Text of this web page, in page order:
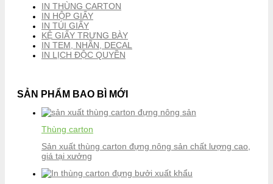
IN THÙNG CARTON
IN HỘP GIẤY
IN TÚI GIẤY
KỆ GIẤY TRƯNG BÀY
IN TEM, NHÃN, DECAL
IN LỊCH ĐỘC QUYỀN
SẢN PHẨM BAO BÌ MỚI
Thùng carton
Sản xuất thùng carton đựng nông sản chất lượng cao,
giá tại xưởng